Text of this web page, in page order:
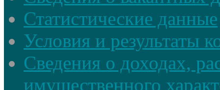
Статистические данные
Условия и результаты
Сведения о доходах,
имущественного